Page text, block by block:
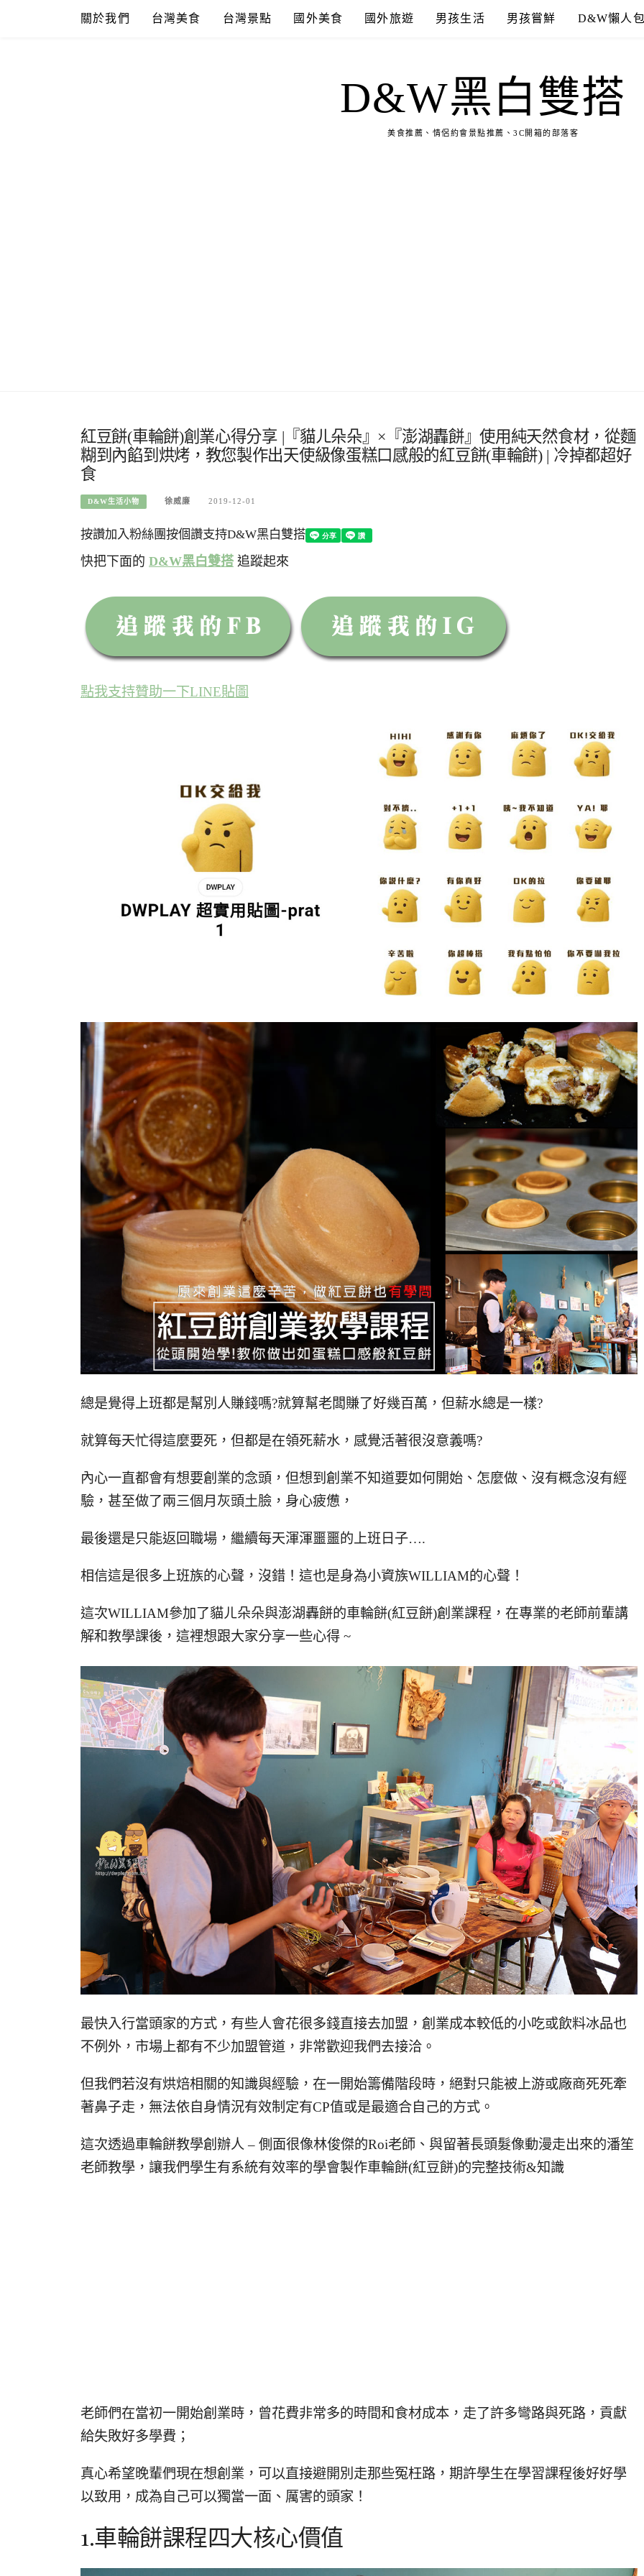
關於我們 台灣美食 台灣景點 國外美食 國外旅遊 男孩生活 男孩嘗鮮 D&W懶人
D&W黑白雙搭
美食推薦、情侶約會景點推薦、3C開箱的部落客
紅豆餅(車輪餅)創業心得分享 |『貓ㄦ朵朵』×『澎湖轟餅』使用純天然食材，從麵
糊到內餡到烘烤，教您製作出天使級像蛋糕口感般的紅豆餅(車輪餅) | 冷掉都超好
食
D&W生活小物 徐威廉 2019-12-01
按讚加入粉絲團按個讚支持D&W黑白雙搭
快把下面的 D&W黑白雙搭 追蹤起來
點我支持贊助一下LINE貼圖
總是覺得上班都是幫別人賺錢嗎?就算幫老闆賺了好幾百萬，但薪水總是一樣?
就算每天忙得這麼要死，但都是在領死薪水，感覺活著很沒意義嗎?
內心一直都會有想要創業的念頭，但想到創業不知道要如何開始、怎麼做、沒有概念沒有經
驗，甚至做了兩三個月灰頭土臉，身心疲憊，
最後還是只能返回職場，繼續每天渾渾噩噩的上班日子….
相信這是很多上班族的心聲，沒錯！這也是身為小資族WILLIAM的心聲！
這次WILLIAM參加了貓ㄦ朵朵與澎湖轟餅的車輪餅(紅豆餅)創業課程，在專業的老師前輩講
解和教學課後，這裡想跟大家分享一些心得 ~
最快入行當頭家的方式，有些人會花很多錢直接去加盟，創業成本較低的小吃或飲料冰品也
不例外，市場上都有不少加盟管道，非常歡迎我們去接洽。
但我們若沒有烘焙相關的知識與經驗，在一開始籌備階段時，絕對只能被上游或廠商死死牽
著鼻子走，無法依自身情況有效制定有CP值或是最適合自己的方式。
這次透過車輪餅教學創辦人 – 側面很像林俊傑的Roi老師、與留著長頭髮像動漫走出來的潘笙
老師教學，讓我們學生有系統有效率的學會製作車輪餅(紅豆餅)的完整技術&知識
老師們在當初一開始創業時，曾花費非常多的時間和食材成本，走了許多彎路與死路，貢獻
給失敗好多學費；
真心希望晚輩們現在想創業，可以直接避開別走那些冤枉路，期許學生在學習課程後好好學
以致用，成為自己可以獨當一面、厲害的頭家！
1.車輪餅課程四大核心價值